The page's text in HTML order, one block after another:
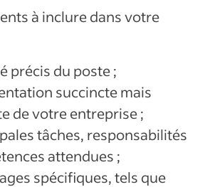
à inclure dans votre
précis du poste ;
succincte mais
de votre entreprise ;
tâches, responsabilités
attendues ;
spécifiques, tels que